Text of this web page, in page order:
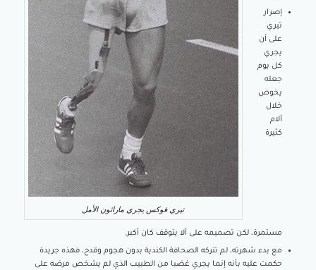
تيري فوكس يجري ماراثون الأمل
إصرار
تيري
على أن
يجري
كل يوم
جعله
يخوض
خلال
آلام
كثيرة
مستمرة، لكن تصميمه على ألا يتوقف كان أكبر.
مع بدء شهرته، لم تتركه الصحافة الكندية بدون هجوم وقدح، فهذه جريدة
حكمت عليه بأنه إنما يجري غضبا من الطبيب الذي لم يشخص مرضه على